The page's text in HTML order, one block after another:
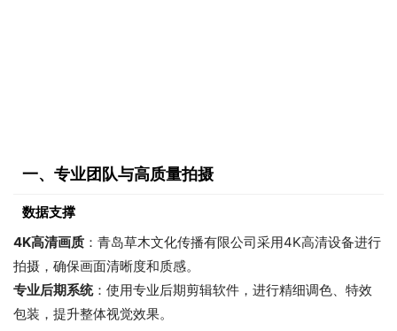
一、专业团队与高质量拍摄
数据支撑
4K高清画质 ：青岛草木文化传播有限公司采用4K高清设备进行
拍摄，确保画面清晰度和质感。
专业后期系统：使用专业后期剪辑软件，进行精细调色、特效
包装，提升整体视觉效果。